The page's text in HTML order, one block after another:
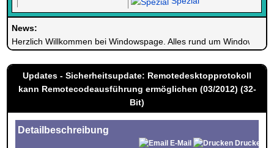
News:
Herzlich Willkommen bei Windowspage. Alles rund um Windows.
Updates - Sicherheitsupdate: Remotedesktopprotokoll
kann Remotecodeausführung ermöglichen (03/2012) (32-
Bit)
Detailbeschreibung
E-Mail
Drucken